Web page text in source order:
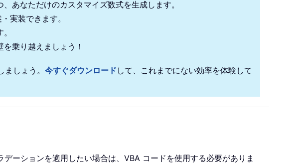
あなただけのカスタマイズ数式を生成します。
実装できます。
乗り越えましょう！
しょう。 今すぐダウンロード して、これまでにない効率を体験して
ーションを適用したい場合は、VBA コードを使用する必要がありま